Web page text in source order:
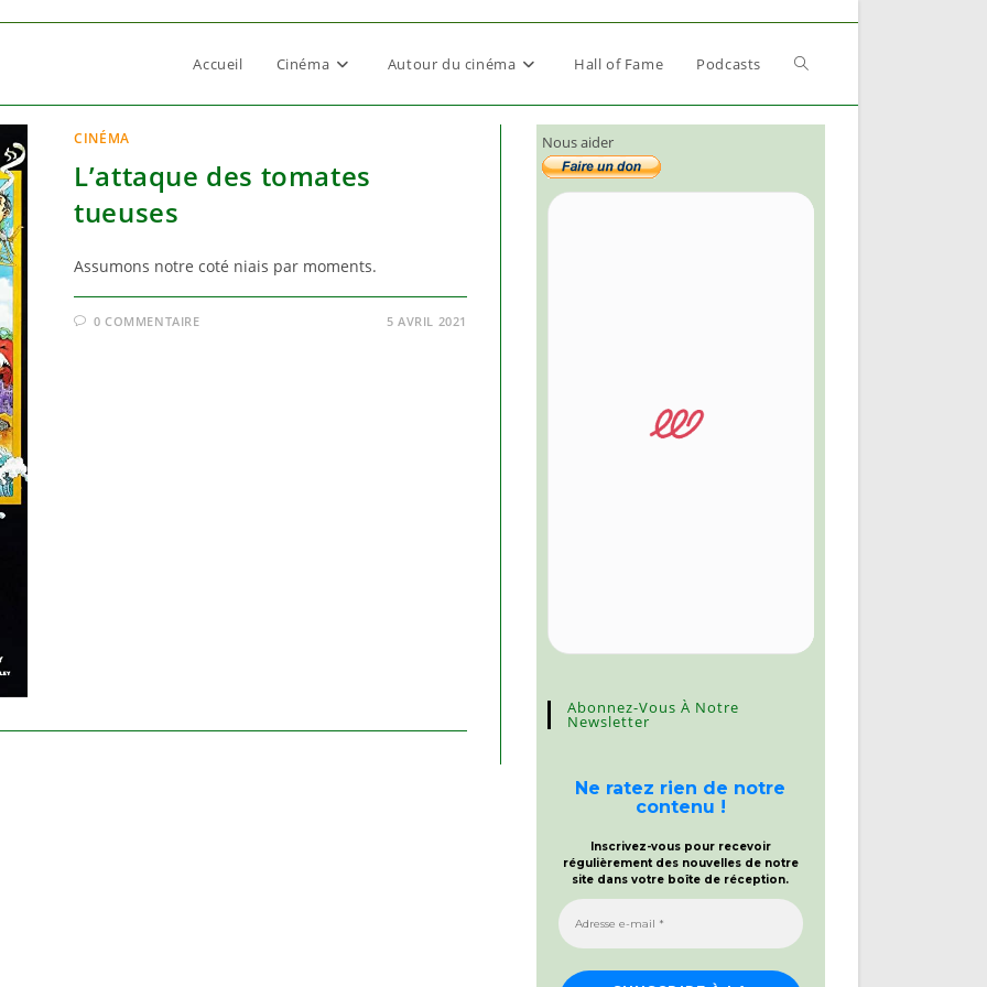
Accueil Cinéma Autour du cinéma Hall of Fame Podcasts Toggle
CINÉMA
L’attaque des tomates
tueuses
Assumons notre coté niais par moments.
0 COMMENTAIRE 5 AVRIL 2021
Nous aider
Abonnez-Vous À Notre
Newsletter
Ne ratez rien de notre
contenu !
Inscrivez-vous pour recevoir
régulièrement des nouvelles de notre
site dans votre boîte de réception.